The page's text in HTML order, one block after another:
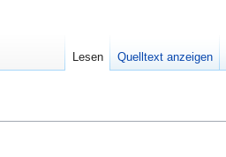
Lesen Quelltext anzeigen